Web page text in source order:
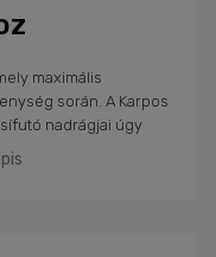
maximális
során. A Karpos
nadrágjai úgy
nyújtsanak még a
A minőségi
és nőknek, akik